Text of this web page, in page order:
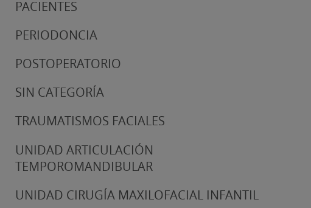
PACIENTES
PERIODONCIA
POSTOPERATORIO
SIN CATEGORÍA
TRAUMATISMOS FACIALES
UNIDAD ARTICULACIÓN
TEMPOROMANDIBULAR
UNIDAD CIRUGÍA MAXILOFACIAL INFANTIL